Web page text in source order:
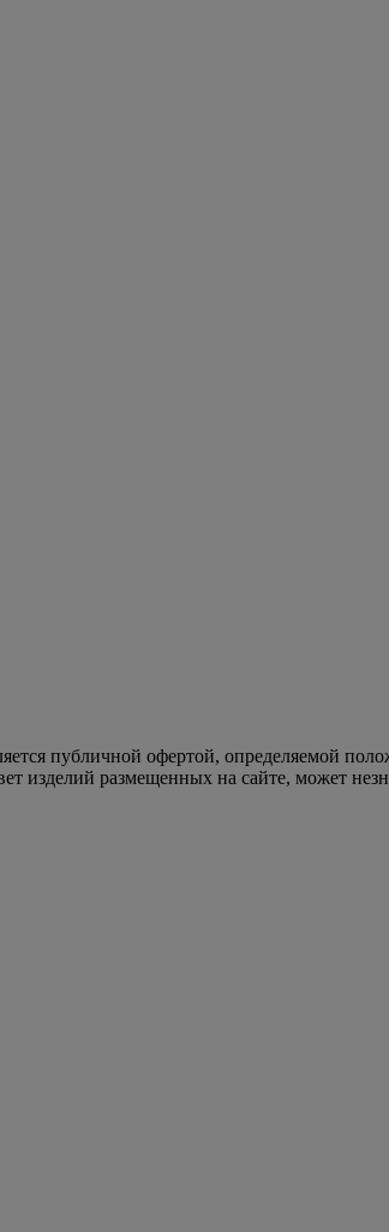
публичной офертой, определяемой
размещенных на сайте, может